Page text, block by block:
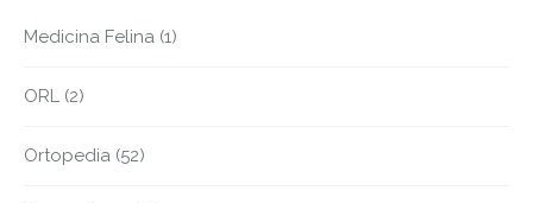
Medicina Felina (1)
ORL (2)
Ortopedia (52)